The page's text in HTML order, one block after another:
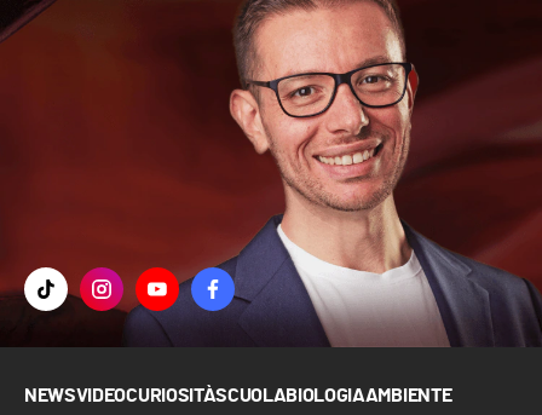
NEWSVIDEOCURIOSITÀSCUOLABIOLOGIAAMBIENTE